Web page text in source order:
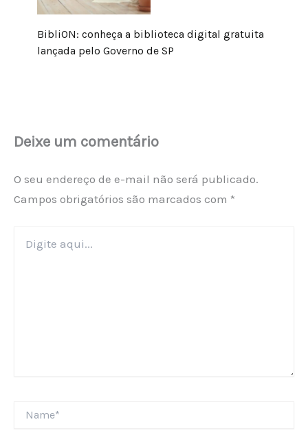
BibliON: conheça a biblioteca digital gratuita
lançada pelo Governo de SP
Deixe um comentário
O seu endereço de e-mail não será publicado.
Campos obrigatórios são marcados com *
aqui...